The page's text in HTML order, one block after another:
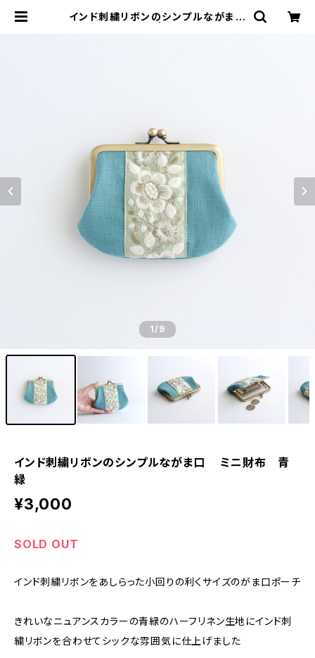
インド刺繍リボンのシンプルながま口
1/9
インド刺繍リボンのシンプルながま口 ミニ財布 青
緑
¥3,000
SOLD OUT
インド刺繍リボンをあしらった小回りの利くサイズのがま口ポーチ
きれいなニュアンスカラーの青緑のハーフリネン生地にインド刺
繍リボンを合わせてシックな雰囲気に仕上げました